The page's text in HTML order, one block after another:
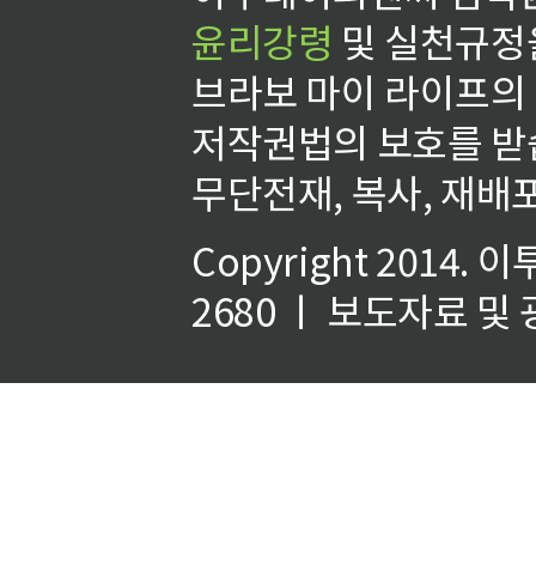
윤리강령 및 실천규
브라보 마이 라이프
저작권법의 보호를
무단전재, 복사, 재배
Copyright 2014. 이
2680 ㅣ 보도자료